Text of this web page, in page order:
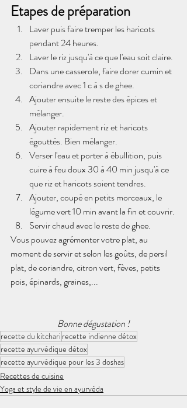
Etapes de préparation
Laver puis faire tremper les haricots
pendant 24 heures.
Laver le riz jusqu'à ce que l'eau soit claire.
Dans une casserole, faire dorer cumin et
coriandre avec 1 c à s de ghee.
Ajouter ensuite le reste des épices et
mélanger.
Ajouter rapidement riz et haricots
égouttés. Bien mélanger.
Verser l'eau et porter à ébullition, puis
cuire à feu doux 30 à 40 min jusqu'à ce
que riz et haricots soient tendres.
Ajouter, coupé en petits morceaux, le
légume vert 10 min avant la fin et couvrir.
Servir chaud avec le reste de ghee.
Vous pouvez agrémenter votre plat, au
moment de servir et selon les goûts, de persil
plat, de coriandre, citron vert, fèves, petits
pois, épinards, graines,...
Bonne dégustation !
recette du kitchari recette indienne détox
recette ayurvédique détox
recette ayurvédique pour les 3 doshas
Recettes de cuisine
Yoga et style de vie en ayurvéda